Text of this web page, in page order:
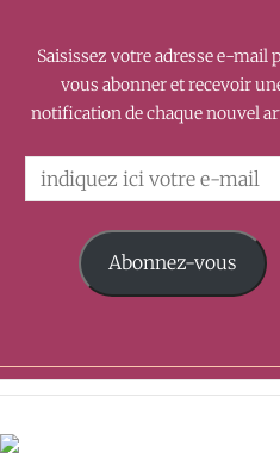
Saisissez votre adresse e-mail
vous abonner et recevoir
notification de chaque nouvel
Abonnez-vous